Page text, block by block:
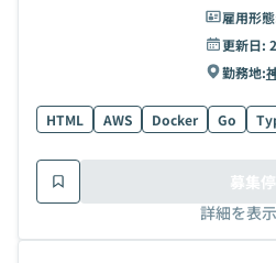
雇用形
更新日:
勤務地:
HTML AWS Docker Go
詳細を表示
募集